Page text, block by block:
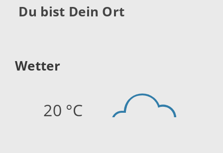
Du bist Dein Ort
Wetter
20 °C